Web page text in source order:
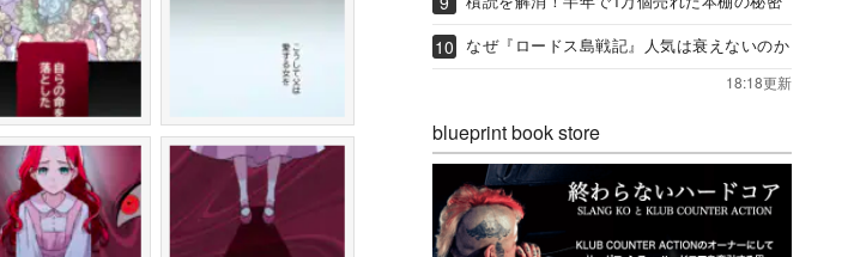
なぜ『ロードス島戦記』人気は衰えないのか
18:18更新
blueprint book store